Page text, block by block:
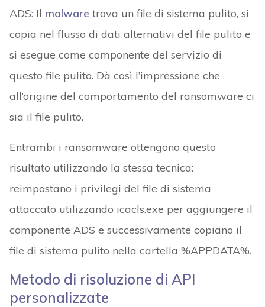
ADS: Il malware trova un file di sistema pulito, si
copia nel flusso di dati alternativi del file pulito e
si esegue come componente del servizio di
questo file pulito. Dà così l’impressione che
all’origine del comportamento del ransomware ci
sia il file pulito.
Entrambi i ransomware ottengono questo
risultato utilizzando la stessa tecnica:
reimpostano i privilegi del file di sistema
attaccato utilizzando icacls.exe per aggiungere il
componente ADS e successivamente copiano il
file di sistema pulito nella cartella %APPDATA%.
Metodo di risoluzione di API
personalizzate